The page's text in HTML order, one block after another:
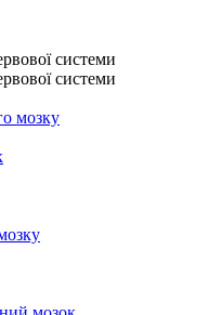
системи
системи
мозку